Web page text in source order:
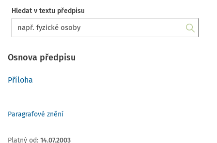
Hledat v textu předpisu
Osnova předpisu
Příloha
Paragrafové znění
Platný od: 14.07.2003